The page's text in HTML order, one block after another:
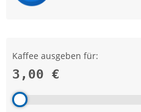
Kaffee ausgeben für:
3,00 €